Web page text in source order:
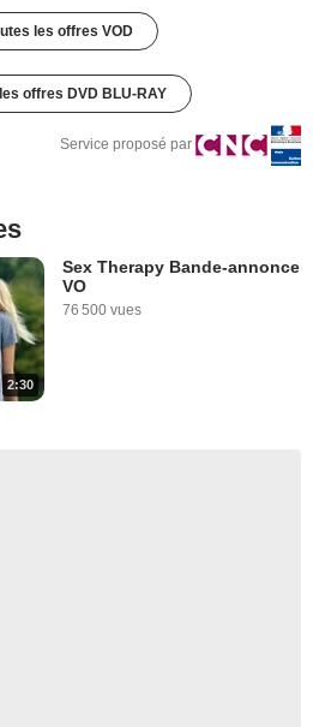
les offres VOD
offres DVD BLU-RAY
Service proposé par
2:30
Sex Therapy Bande-annonce
VO
76 500 vues